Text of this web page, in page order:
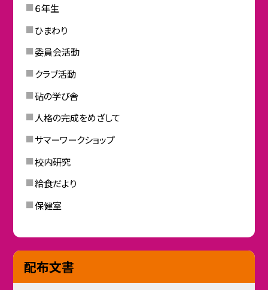
６年生
ひまわり
委員会活動
クラブ活動
砧の学び舎
人格の完成をめざして
サマーワークショップ
校内研究
給食だより
保健室
配布文書